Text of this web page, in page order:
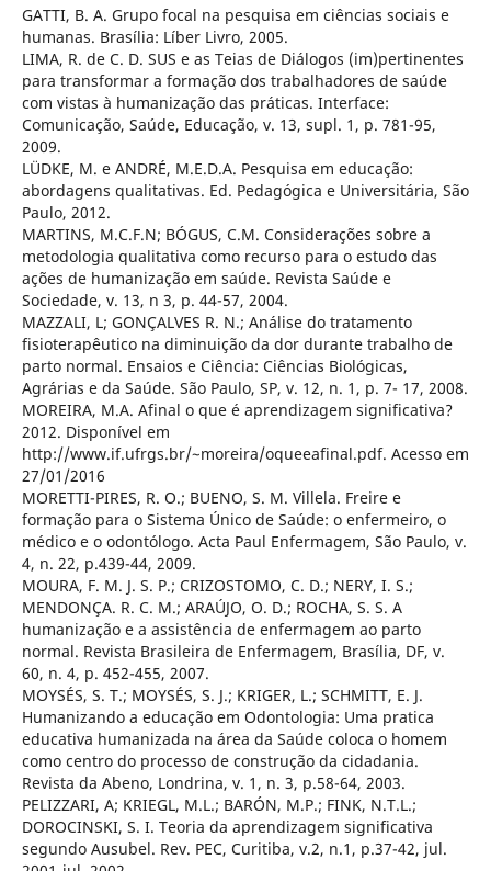
GATTI, B. A. Grupo focal na pesquisa em ciências sociais e
humanas. Brasília: Líber Livro, 2005.
LIMA, R. de C. D. SUS e as Teias de Diálogos (im)pertinentes
para transformar a formação dos trabalhadores de saúde
com vistas à humanização das práticas. Interface:
Comunicação, Saúde, Educação, v. 13, supl. 1, p. 781-95,
2009.
LÜDKE, M. e ANDRÉ, M.E.D.A. Pesquisa em educação:
abordagens qualitativas. Ed. Pedagógica e Universitária, São
Paulo, 2012.
MARTINS, M.C.F.N; BÓGUS, C.M. Considerações sobre a
metodologia qualitativa como recurso para o estudo das
ações de humanização em saúde. Revista Saúde e
Sociedade, v. 13, n 3, p. 44-57, 2004.
MAZZALI, L; GONÇALVES R. N.; Análise do tratamento
fisioterapêutico na diminuição da dor durante trabalho de
parto normal. Ensaios e Ciência: Ciências Biológicas,
Agrárias e da Saúde. São Paulo, SP, v. 12, n. 1, p. 7- 17, 2008.
MOREIRA, M.A. Afinal o que é aprendizagem significativa?
2012. Disponível em
http://www.if.ufrgs.br/~moreira/oqueeafinal.pdf. Acesso em
27/01/2016
MORETTI-PIRES, R. O.; BUENO, S. M. Villela. Freire e
formação para o Sistema Único de Saúde: o enfermeiro, o
médico e o odontólogo. Acta Paul Enfermagem, São Paulo, v.
4, n. 22, p.439-44, 2009.
MOURA, F. M. J. S. P.; CRIZOSTOMO, C. D.; NERY, I. S.;
MENDONÇA. R. C. M.; ARAÚJO, O. D.; ROCHA, S. S. A
humanização e a assistência de enfermagem ao parto
normal. Revista Brasileira de Enfermagem, Brasília, DF, v.
60, n. 4, p. 452-455, 2007.
MOYSÉS, S. T.; MOYSÉS, S. J.; KRIGER, L.; SCHMITT, E. J.
Humanizando a educação em Odontologia: Uma pratica
educativa humanizada na área da Saúde coloca o homem
como centro do processo de construção da cidadania.
Revista da Abeno, Londrina, v. 1, n. 3, p.58-64, 2003.
PELIZZARI, A; KRIEGL, M.L.; BARÓN, M.P.; FINK, N.T.L.;
DOROCINSKI, S. I. Teoria da aprendizagem significativa
segundo Ausubel. Rev. PEC, Curitiba, v.2, n.1, p.37-42, jul.